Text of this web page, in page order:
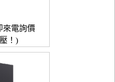
來電詢價
！)